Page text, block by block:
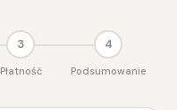
3
Płatność
4
Podsumowanie